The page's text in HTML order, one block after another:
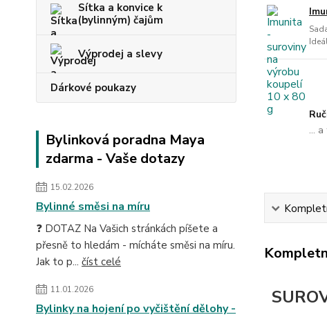
Sítka a konvice k
(bylinným) čajům
Výprodej a slevy
Dárkové poukazy
Bylinková poradna Maya
zdarma - Vaše dotazy
15.02.2026
Bylinné směsi na míru
❓ DOTAZ Na Vašich stránkách píšete a
přesně to hledám - mícháte směsi na míru.
Jak to p... číst celé
11.01.2026
Bylinky na hojení po vyčištění dělohy -
...